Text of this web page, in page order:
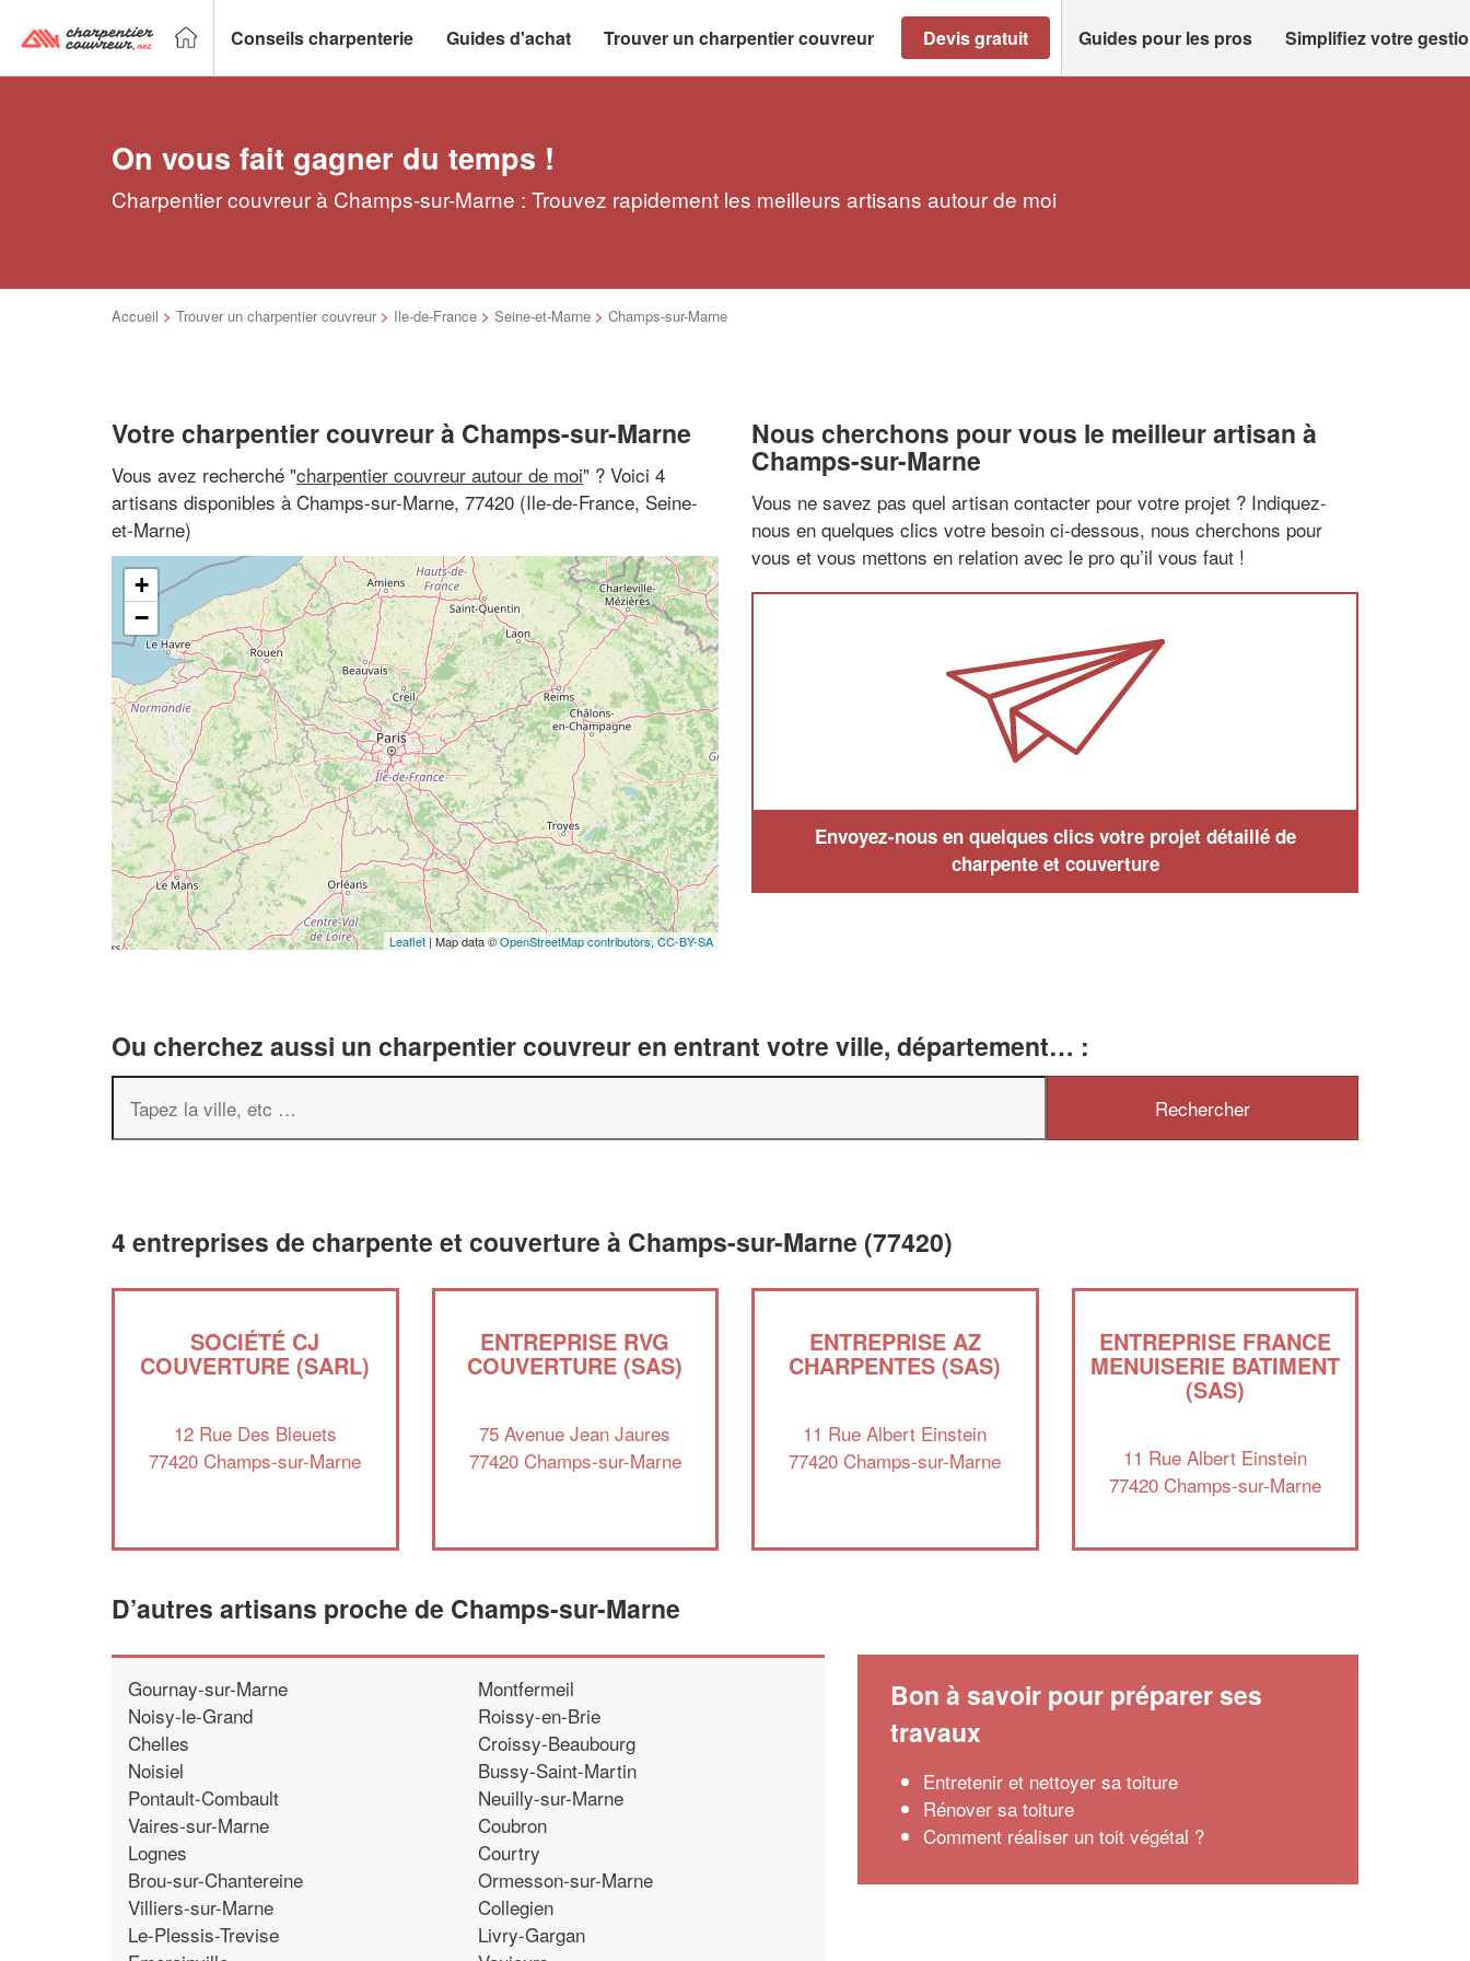
Conseils charpenterie Guides d'achat Trouver un charpentier couvreur Devis gratuit Guides pour les pros Simplifiez votre
On vous fait gagner du temps !
Charpentier couvreur à Champs-sur-Marne : Trouvez rapidement les meilleurs artisans autour de moi
Accueil > Trouver un charpentier couvreur > Ile-de-France > Seine-et-Marne > Champs-sur-Marne
Votre charpentier couvreur à Champs-sur-Marne
Vous avez recherché "charpentier couvreur autour de moi" ? Voici 4
artisans disponibles à Champs-sur-Marne, 77420 (Ile-de-France, Seine-
et-Marne)
+
−
Leaflet | Map data ©OpenStreetMap contributors, CC-BY-SA
Nous cherchons pour vous le meilleur artisan à
Champs-sur-Marne
Vous ne savez pas quel artisan contacter pour votre projet ? Indiquez-
nous en quelques clics votre besoin ci-dessous, nous cherchons pour
vous et vous mettons en relation avec le pro qu’il vous faut !
Envoyez-nous en quelques clics votre projet détaillé de
charpente et couverture
Ou cherchez aussi un charpentier couvreur en entrant votre ville, département… :
4 entreprises de charpente et couverture à Champs-sur-Marne (77420)
SOCIÉTÉ CJ
COUVERTURE (SARL)
12 Rue Des Bleuets
77420 Champs-sur-Marne
ENTREPRISE RVG
COUVERTURE (SAS)
75 Avenue Jean Jaures
77420 Champs-sur-Marne
ENTREPRISE AZ
CHARPENTES (SAS)
11 Rue Albert Einstein
77420 Champs-sur-Marne
ENTREPRISE FRANCE
MENUISERIE BATIMENT
(SAS)
11 Rue Albert Einstein
77420 Champs-sur-Marne
D’autres artisans proche de Champs-sur-Marne
Gournay-sur-Marne
Noisy-le-Grand
Chelles
Noisiel
Pontault-Combault
Vaires-sur-Marne
Lognes
Brou-sur-Chantereine
Villiers-sur-Marne
Le-Plessis-Trevise
Montfermeil
Roissy-en-Brie
Croissy-Beaubourg
Bussy-Saint-Martin
Neuilly-sur-Marne
Coubron
Courtry
Ormesson-sur-Marne
Collegien
Livry-Gargan
Bon à savoir pour préparer ses
travaux
Entretenir et nettoyer sa toiture
Rénover sa toiture
Comment réaliser un toit végétal ?
✕
Vous êtes un
professionnel ?